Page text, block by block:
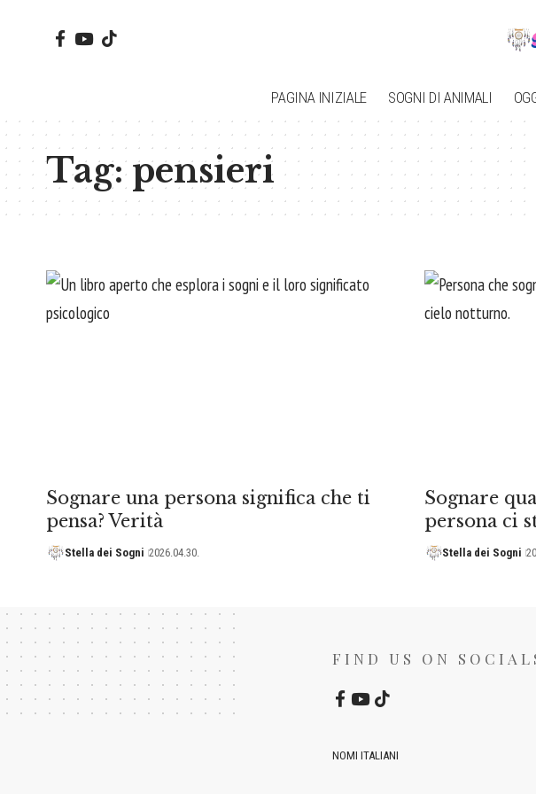
PAGINA INIZIALE SOGNI DI ANIMALI
Tag:pensieri
Sognare una persona significa che ti
pensa? Verità
Stella dei Sogni 2026.04.30.
Sognare
persona ci
Stella dei Sogni
FIND US ON
NOMI ITALIANI